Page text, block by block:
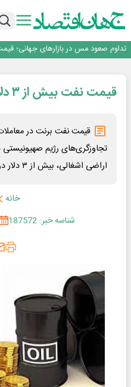
افتتاح بزرگ‌ترین و مجهزترین
تداوم صعود مس در بازارهای جهانی؛ قیمت فلز سرخ از ۱۴هزار
فولاد مبارکه اصفهان
افتتاح بزرگ‌ترین و مجهزترین
تجدیدپذیر با حضور استاندار اصفهان
گفتگو با کاوه معلمی، مدیر حسابداری
فولاد در تله قیمت‌گذاری دستوری
قیمت نفت بیش از ۳ دلار افزایش یافت
قیمت نفت برنت در
تجاوزگری‌های رژیم
اراضی اشغالی، بیش از ۳ دلار در هر بشکه افزایش یافت.
خانه
شناسه خبر: 187572